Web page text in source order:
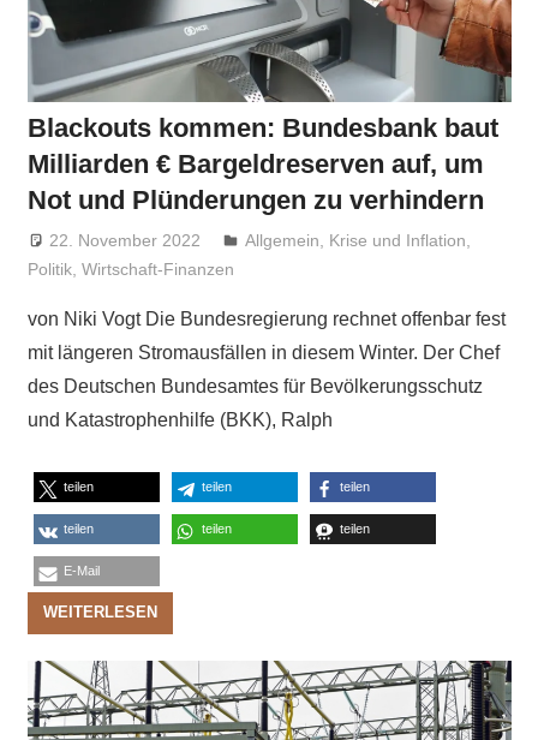
Blackouts kommen: Bundesbank baut
Milliarden € Bargeldreserven auf, um
Not und Plünderungen zu verhindern
22. November 2022 Niki Vogt
Allgemein Krise und Inflation
Politik, Wirtschaft-Finanzen
von Niki Vogt Die Bundesregierung rechnet offenbar fest
mit längeren Stromausfällen in diesem Winter. Der Chef
des Deutschen Bundesamtes für Bevölkerungsschutz
und Katastrophenhilfe (BKK), Ralph
teilen teilen teilen
teilen teilen teilen
E-Mail
WEITERLESEN